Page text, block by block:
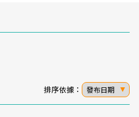
排序依據： 發布日期